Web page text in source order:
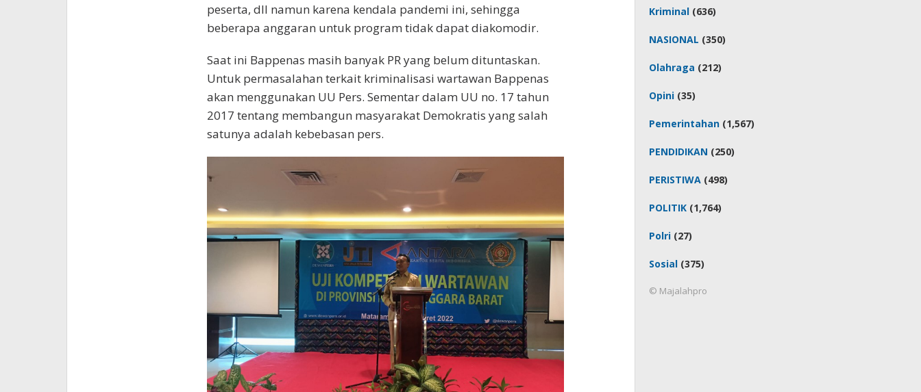
peserta, dll namun karena kendala pandemi ini, sehingga
beberapa anggaran untuk program tidak dapat diakomodir.
Saat ini Bappenas masih banyak PR yang belum dituntaskan.
Untuk permasalahan terkait kriminalisasi wartawan Bappenas
akan menggunakan UU Pers. Sementar dalam UU no. 17 tahun
2017 tentang membangun masyarakat Demokratis yang salah
satunya adalah kebebasan pers.
Kriminal (636)
NASIONAL (350)
Olahraga (212)
Opini (35)
Pemerintahan (1,567)
PENDIDIKAN (250)
PERISTIWA (498)
POLITIK (1,764)
Polri (27)
Sosial (375)
© Majalahpro